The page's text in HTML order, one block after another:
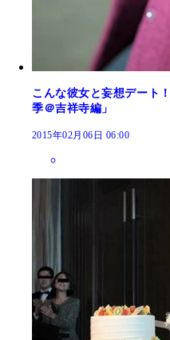
こんな彼女と妄想デート
季＠吉祥寺編」
2015年02月06日 06:00